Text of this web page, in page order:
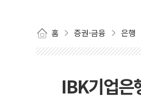
홈 증권·금융 은행
IBK기업은